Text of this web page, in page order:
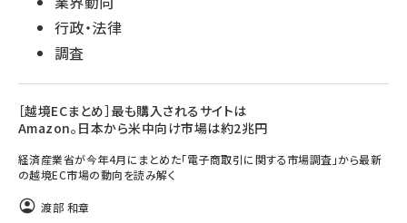
行政・法律
調査
［越境ECまとめ］最も購入されるサイトは
Amazon。日本から米中向け市場は約2兆円
経済産業省が今年4月にまとめた「電子商取引に関する市場調査」から最新
の越境EC市場の動向を読み解く
渡部 和章